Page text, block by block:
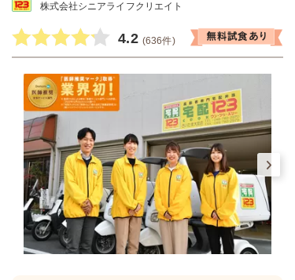
株式会社シニアライフクリエイト
4.2 (636件)